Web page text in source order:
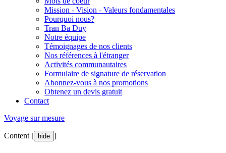
Mission - Vision - Valeurs fondamentales
Pourquoi nous?
Tran Ba Duy
Notre équipe
Témoignages de nos clients
Nos références à l'étranger
Activités communautaires
Formulaire de signature de réservation
Abonnez-vous à nos promotions
Obtenez un devis gratuit
Contact
Voyage sur mesure
Content [ hide ]